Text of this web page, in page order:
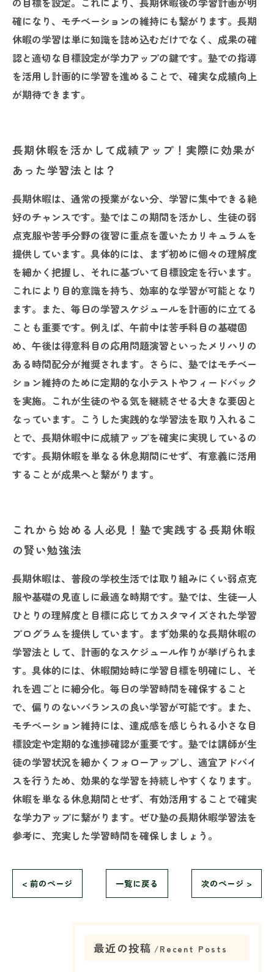
確になり、モチベーションの維持にも繋がります。長期
休暇の学習は単に知識を詰め込むだけでなく、成果の確
認と適切な目標設定が学力アップの鍵です。塾での指導
を活用し計画的に学習を進めることで、確実な成績向上
が期待できます。
長期休暇を活かして成績アップ！実際に効果が
あった学習法とは？
長期休暇は、通常の授業がない分、学習に集中できる絶
好のチャンスです。塾ではこの期間を活かし、生徒の弱
点克服や苦手分野の復習に重点を置いたカリキュラムを
提供しています。具体的には、まず初めに個々の理解度
を細かく把握し、それに基づいて目標設定を行います。
これにより目的意識を持ち、効率的な学習が可能となり
ます。また、毎日の学習スケジュールを計画的に立てる
ことも重要です。例えば、午前中は苦手科目の基礎固
め、午後は得意科目の応用問題演習といったメリハリの
ある時間配分が推奨されます。さらに、塾ではモチベー
ション維持のために定期的な小テストやフィードバック
を実施。これが生徒のやる気を継続させる大きな要因と
なっています。こうした実践的な学習法を取り入れるこ
とで、長期休暇中に成績アップを確実に実現しているの
です。長期休暇を単なる休息期間にせず、有意義に活用
することが成果へと繋がります。
これから始める人必見！塾で実践する長期休暇
の賢い勉強法
長期休暇は、普段の学校生活では取り組みにくい弱点克
服や基礎の見直しに最適な時期です。塾では、生徒一人
ひとりの理解度と目標に応じてカスタマイズされた学習
プログラムを提供しています。まず効果的な長期休暇の
学習法として、計画的なスケジュール作りが挙げられま
す。具体的には、休暇開始時に学習目標を明確にし、そ
れを週ごとに細分化。毎日の学習時間を確保すること
で、偏りのないバランスの良い学習が可能です。また、
モチベーション維持には、達成感を感じられる小さな目
標設定や定期的な進捗確認が重要です。塾では講師が生
徒の学習状況を細かくフォローアップし、適宜アドバイ
スを行うため、効果的な学習を持続しやすくなります。
休暇を単なる休息期間とせず、有効活用することで確実
な学力アップに繋がります。ぜひ塾の長期休暇学習法を
参考に、充実した学習時間を確保しましょう。
< 前のページ 一覧に戻る 次のページ >
最近の投稿 Recent Posts